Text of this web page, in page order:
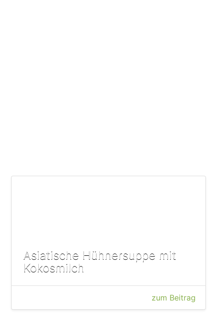
Asiatische Hühnersuppe mit
Kokosmilch
zum Beitrag